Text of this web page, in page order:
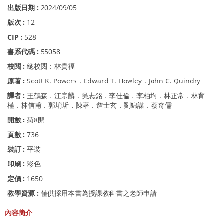
出版日期 : 2024/09/05
版次 : 12
CIP : 528
書系代碼 : 55058
校閱 : 總校閱：林貴福
原著 : Scott K. Powers．Edward T. Howley．John C. Quindry
譯者 : 王鶴森．江宗麟．吳志銘．李佳倫．李柏均．林正常．林育
槿．林信甫．郭堉圻．陳著．詹士玄．劉錦謀．蔡奇儒
開數 : 菊8開
頁數 : 736
裝訂 : 平裝
印刷 : 彩色
定價 : 1650
教學資源 : 僅供採用本書為授課教科書之老師申請
內容簡介